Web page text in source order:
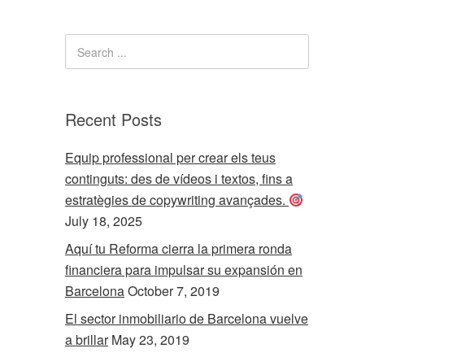
Recent Posts
Equip professional per crear els teus
continguts: des de vídeos i textos, fins a
estratègies de copywriting avançades.
July 18, 2025
Aquí tu Reforma cierra la primera ronda
financiera para impulsar su expansión en
BarcelonaOctober 7, 2019
El sector inmobiliario de Barcelona vuelve
a brillar May 23, 2019